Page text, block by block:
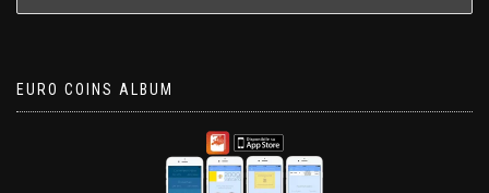
EURO COINS ALBUM